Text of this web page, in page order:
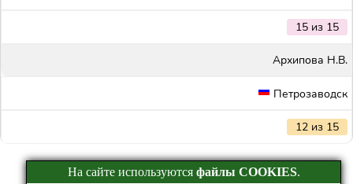
15 из 15
Архипова Н.В.
Петрозаводск
12 из 15
На сайте используются файлы COOKIES.